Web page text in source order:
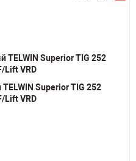
Superior TIG 252
Lift VRD